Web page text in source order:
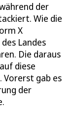
der
Wie die
X
Landes
Die daraus
diese
Vorerst gab es
der